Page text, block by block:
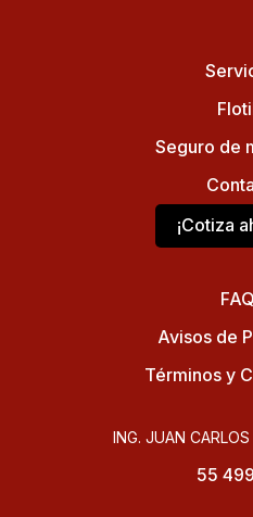
Seguro de
¡Cotiza
Avisos de
Términos y
ING. JUAN
55